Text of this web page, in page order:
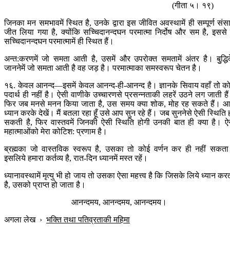
(गीता ५। १९)
जिनका मन समभावमें स्थित है, उनके द्वारा इस जीवित अवस्थामें ही सम्पूर्ण
जीत लिया गया है, क्योंकि सच्चिदानन्दघन परमात्मा निर्दोष और सम है, इससे
सच्चिदानन्दघन परमात्मामें ही स्थित हैं।
अन्त:करणमें जो समता आती है, उसमें और उपरोक्त समतामें अंतर है।
जाननेमें जो समता आती है वह जड़ है। परमात्माका समस्वरूप चेतन है।
१६. केवल आनन्द—इसमें केवल आनन्द-ही-आनन्द है। ज्ञानके सिवाय वहाँ तो
पदार्थ ही नहीं है। ऐसी वाणीके उच्चारणसे प्रसन्नताकी लहरें उठने लग जाती
फिर जब मनसे मनन किया जाता है, उस समय क्या शोक, मोह रह सकते हैं।
ध्यान करके देखें। मैं बतला रहा हूँ उसे आप सुन रहे हैं। जब सुननेसे ऐसी स्थिति
सकती है, फिर वास्तवमें जिनकी ऐसी स्थिति होगी उनकी बात ही क्या है।
महात्माओंको मेरा कोटिश: प्रणाम है।
ब्रह्मका जो वास्तविक स्वरूप है, उसका तो कोई वर्णन कर ही नहीं
इसलिये हमारा कर्तव्य है, रात-दिन ध्यानमें मस्त रहें।
ध्यानावस्थामें मृत्यु भी हो जाय तो उसका ऐसा महत्त्व है कि जिसके लिये ध्यान
है, उसको प्राप्त हो जाता है।
आनन्दमय, आनन्दमय, आनन्दमय।
अगला लेख› भक्ति तथा पतिव्रताकी महिमा